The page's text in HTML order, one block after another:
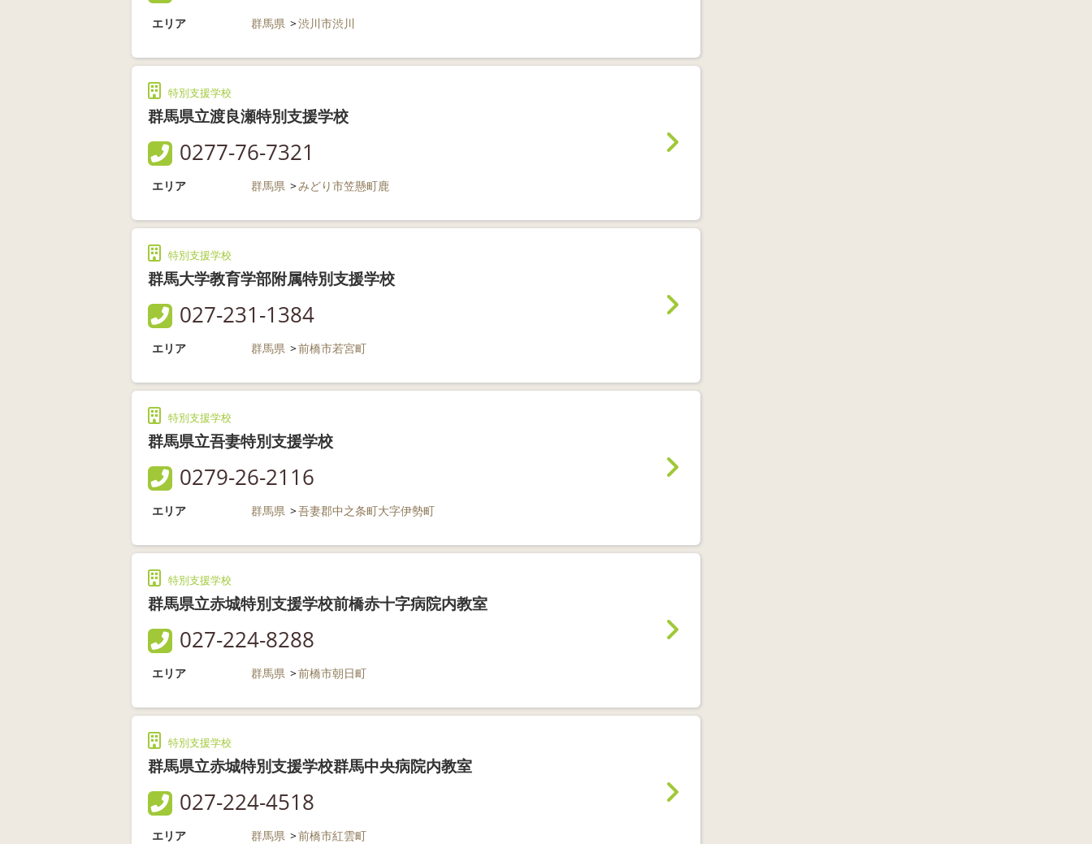
エリア 群馬県 渋川市渋川
特別支援学校
群馬県立渡良瀬特別支援学校
0277-76-7321
エリア 群馬県 みどり市笠懸町鹿
特別支援学校
群馬大学教育学部附属特別支援学校
027-231-1384
エリア 群馬県 前橋市若宮町
特別支援学校
群馬県立吾妻特別支援学校
0279-26-2116
エリア 群馬県 吾妻郡中之条町大字伊勢町
特別支援学校
群馬県立赤城特別支援学校前橋赤十字病院内教室
027-224-8288
エリア 群馬県 前橋市朝日町
特別支援学校
群馬県立赤城特別支援学校群馬中央病院内教室
027-224-4518
エリア 群馬県 前橋市紅雲町